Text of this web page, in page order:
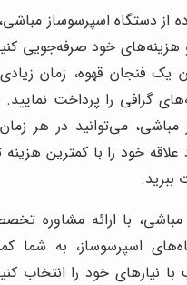
از دستگاه اسپرسوساز
هزینه‌های خود صرفه‌جویی
فنجان قهوه، زمان زیادی
گزافی را پرداخت
مباشی، می‌توانید در هر
علاقه خود را با کمترین هزینه
ببرید.
با ارائه مشاوره
اسپرسوساز، به شما
نیازهای خود را انتخاب